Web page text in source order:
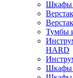
Шкафы
Тумбы
HARD
Шкафы